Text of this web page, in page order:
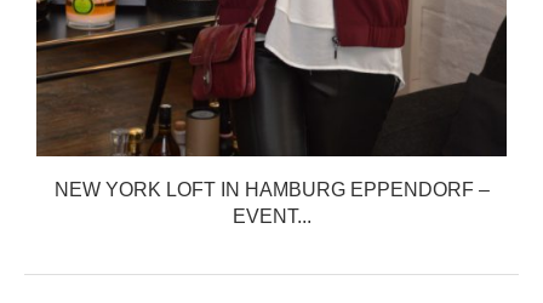
NEW YORK LOFT IN HAMBURG EPPENDORF –
EVENT...